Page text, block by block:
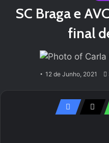
SC Braga e
final
12 de Junho, 2021